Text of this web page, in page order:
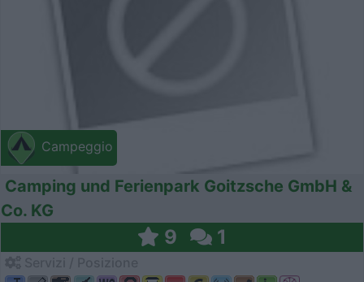
Campeggio
Camping und Ferienpark Goitzsche GmbH &
Co. KG
9 1